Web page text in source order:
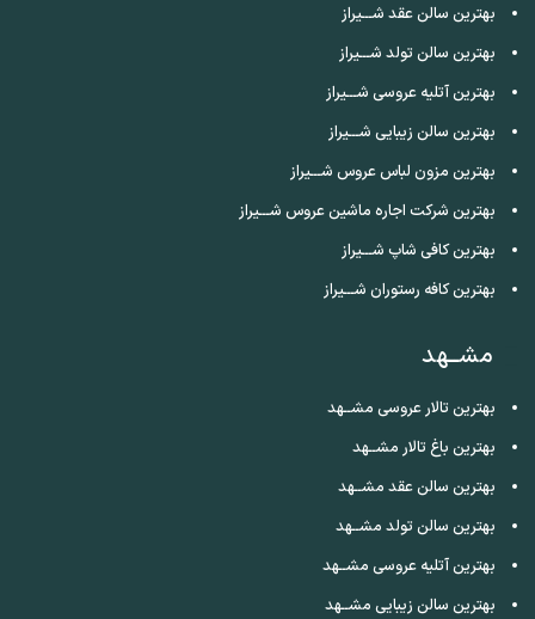
بهترین سالن عقد شـــیراز
بهترین سالن تولد شـــیراز
بهترین آتلیه عروسی شـــیراز
بهترین سالن زیبایی شـــیراز
بهترین مزون لباس عروس شـــیراز
بهترین شرکت اجاره ماشین عروس شـــیراز
بهترین کافی شاپ شـــیراز
بهترین کافه رستوران شـــیراز
مشــهد
بهترین تالار عروسی مشــهد
بهترین باغ تالار مشــهد
بهترین سالن عقد مشــهد
بهترین سالن تولد مشــهد
بهترین آتلیه عروسی مشــهد
بهترین سالن زیبایی مشــهد